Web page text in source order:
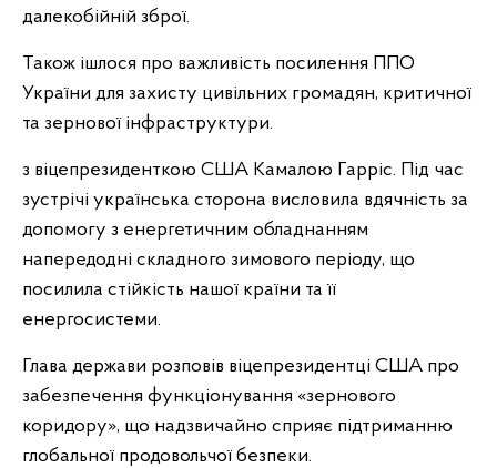
далекобійній зброї.
Також ішлося про важливість посилення ППО
України для захисту цивільних громадян, критичної
та зернової інфраструктури.
з віцепрезиденткою США Камалою Гарріс. Під час
зустрічі українська сторона висловила вдячність за
допомогу з енергетичним обладнанням
напередодні складного зимового періоду, що
посилила стійкість нашої країни та її
енергосистеми.
Глава держави розповів віцепрезидентці США про
забезпечення функціонування «зернового
коридору», що надзвичайно сприяє підтриманню
глобальної продовольчої безпеки.